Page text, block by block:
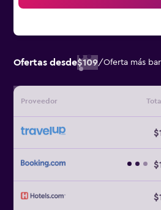
Ofertas desde$109/Oferta más
Proveedor